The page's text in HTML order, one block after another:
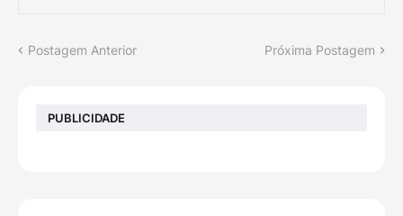
Postagem Anterior Próxima Postagem
PUBLICIDADE